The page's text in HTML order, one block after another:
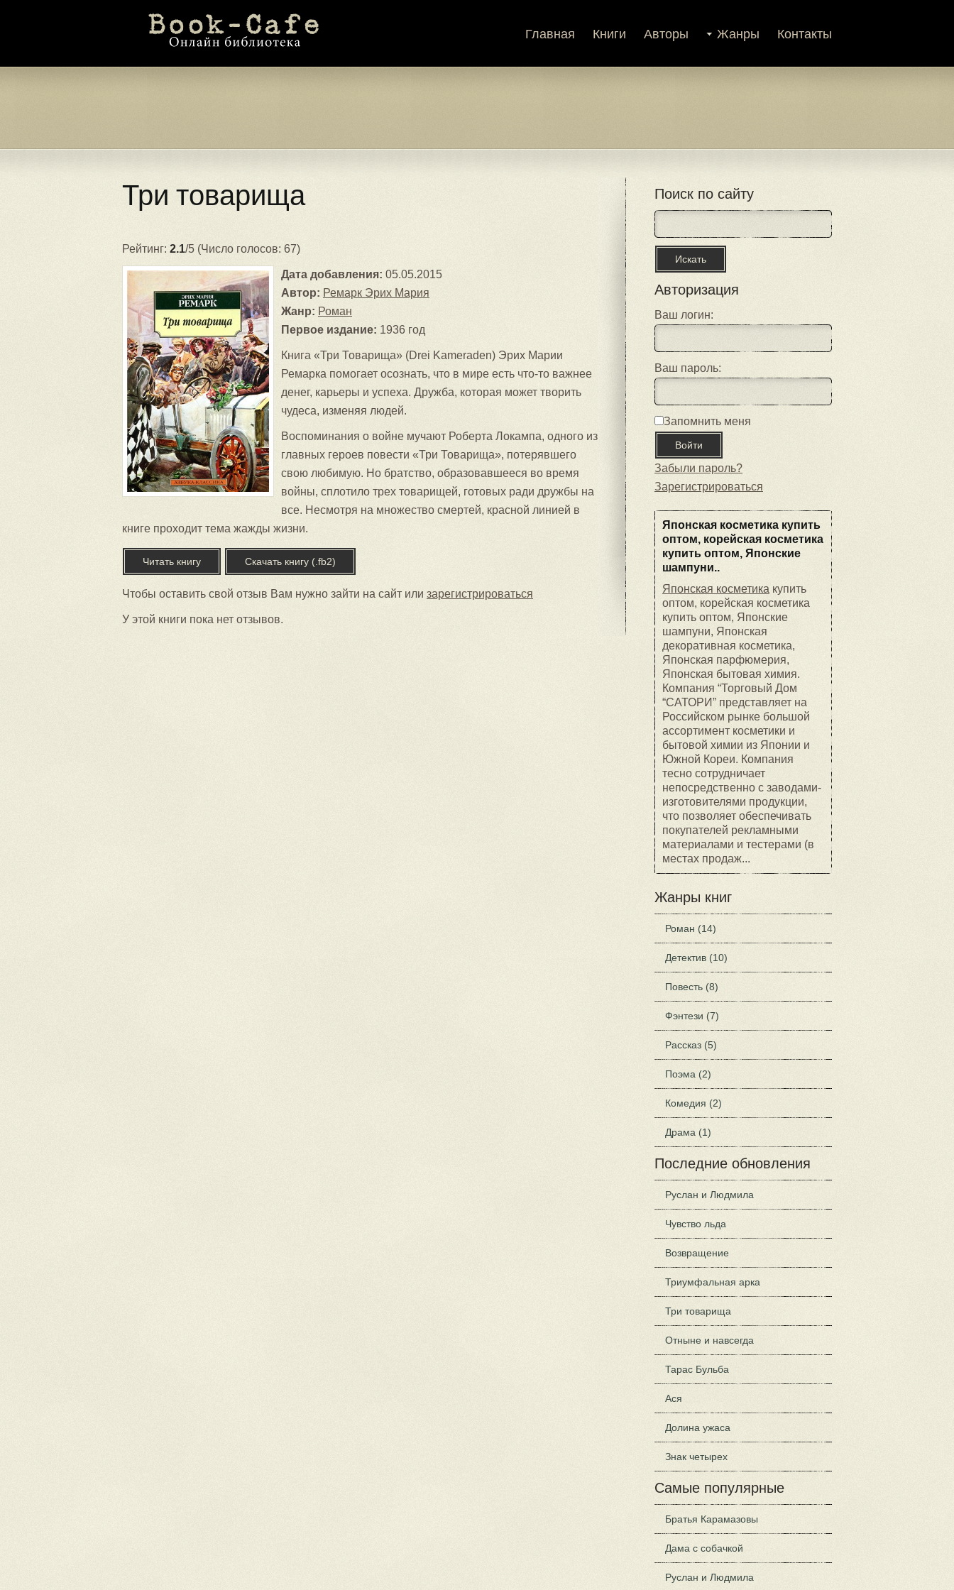
Главная Книги Авторы Жанры Контакты
Три товарища
Рейтинг: 2.1/5 (Число голосов: 67)
Дата добавления: 05.05.2015
Автор: Ремарк Эрих Мария
Жанр: Роман
Первое издание: 1936 год
Книга «Три Товарища» (Drei Kameraden) Эрих Марии
Ремарка помогает осознать, что в мире есть что-то важнее
денег, карьеры и успеха. Дружба, которая может творить
чудеса, изменяя людей.
Воспоминания о войне мучают Роберта Локампа, одного из
главных героев повести «Три Товарища», потерявшего
свою любимую. Но братство, образовавшееся во время
войны, сплотило трех товарищей, готовых ради дружбы на
все. Несмотря на множество смертей, красной линией в
книге проходит тема жажды жизни.
Читать книгу Скачать книгу (.fb2)
Чтобы оставить свой отзыв Вам нужно зайти на сайт или зарегистрироваться
У этой книги пока нет отзывов.
Поиск по сайту
Авторизация
Ваш логин:
Ваш пароль:
Запомнить меня
Забыли пароль?
Зарегистрироваться
Японская косметика купить
оптом, корейская косметика
купить оптом, Японские
шампуни..
Японская косметика купить
оптом, корейская косметика
купить оптом, Японские
шампуни, Японская
декоративная косметика,
Японская парфюмерия,
Японская бытовая химия.
Компания “Торговый Дом
“САТОРИ” представляет на
Российском рынке большой
ассортимент косметики и
бытовой химии из Японии и
Южной Кореи. Компания
тесно сотрудничает
непосредственно с заводами-
изготовителями продукции,
что позволяет обеспечивать
покупателей рекламными
материалами и тестерами (в
местах продаж...
Жанры книг
Роман (14)
Детектив (10)
Повесть (8)
Фэнтези (7)
Рассказ (5)
Поэма (2)
Комедия (2)
Драма (1)
Последние обновления
Руслан и Людмила
Чувство льда
Возвращение
Триумфальная арка
Три товарища
Отныне и навсегда
Тарас Бульба
Ася
Долина ужаса
Знак четырех
Самые популярные
Братья Карамазовы
Дама с собачкой
Руслан и Людмила